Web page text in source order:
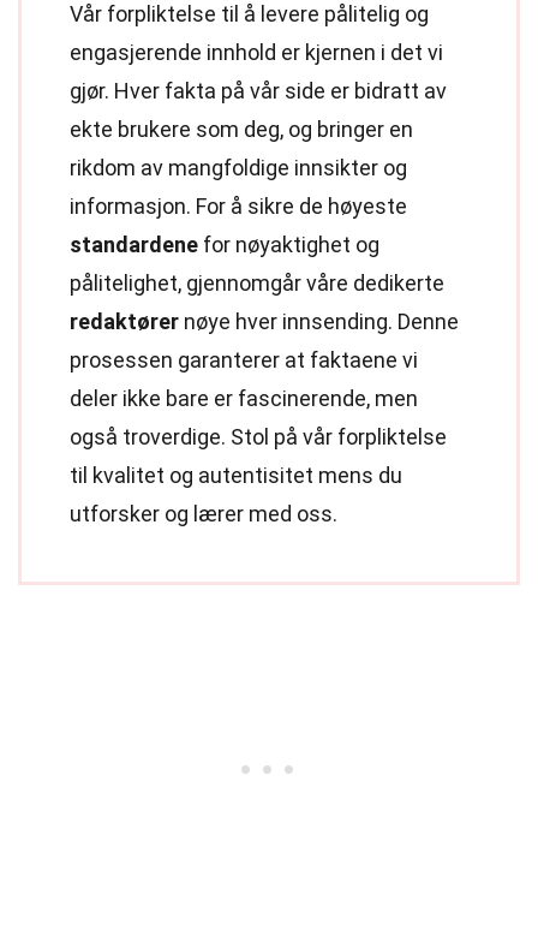
Vår forpliktelse til å levere pålitelig og
engasjerende innhold er kjernen i det vi
gjør. Hver fakta på vår side er bidratt av
ekte brukere som deg, og bringer en
rikdom av mangfoldige innsikter og
informasjon. For å sikre de høyeste
standardene for nøyaktighet og
pålitelighet, gjennomgår våre dedikerte
redaktører nøye hver innsending. Denne
prosessen garanterer at faktaene vi
deler ikke bare er fascinerende, men
også troverdige. Stol på vår forpliktelse
til kvalitet og autentisitet mens du
utforsker og lærer med oss.